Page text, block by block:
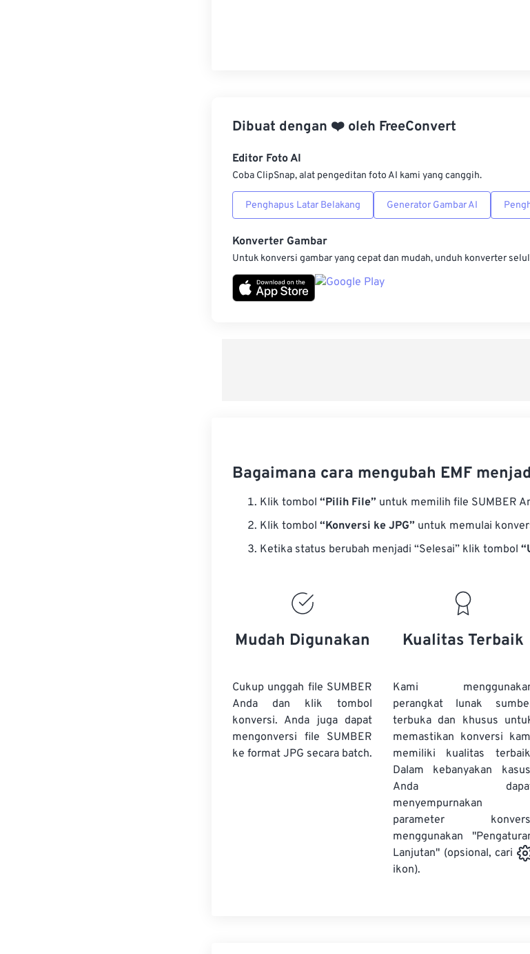
Dibuat dengan ❤️ oleh FreeConvert
Editor Foto AI
Coba ClipSnap, alat pengeditan foto AI kami yang canggih.
Penghapus Latar Belakang Generator Gambar AI
Konverter Gambar
Untuk konversi gambar yang cepat dan mudah, unduh konverter
Bagaimana cara mengubah EMF
Klik tombol “Pilih File” untuk memilih file SUMBER
Klik tombol “Konversi ke JPG” untuk memulai
Ketika status berubah menjadi “Selesai” klik tombol
Mudah Digunakan
Cukup unggah file SUMBER
Anda dan klik tombol
konversi. Anda juga dapat
mengonversi file SUMBER
ke format JPG secara batch.
Kualitas Terbaik
Kami
perangkat lunak
terbuka dan khusus
memastikan konversi
memiliki kualitas
Dalam kebanyakan
Anda
menyempurnakan
parameter
menggunakan
Lanjutan" (opsional, cari
ikon).